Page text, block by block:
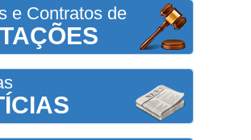
e Contratos de